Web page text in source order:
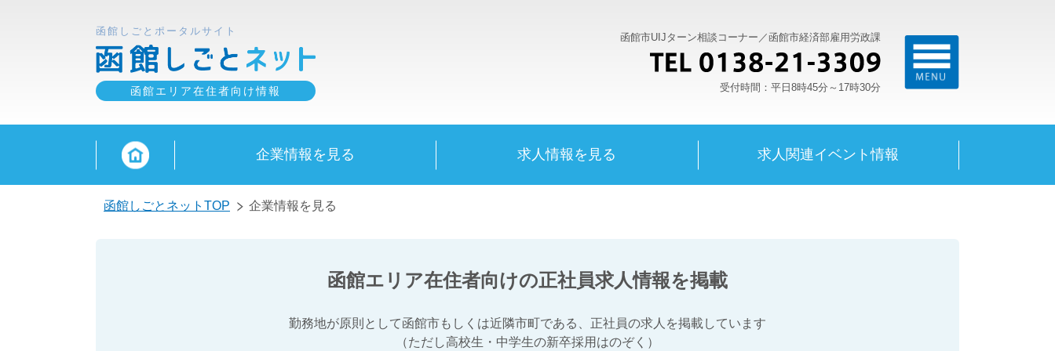
函館しごとポータルサイト
函館エリア在住者向け情報
函館市UIJターン相談コーナー／函館市経済部雇用労政課
受付時間：平日8時45分～17時30分
企業情報を見る 求人情報を見る 求人関連イベント情報
函館しごとネットTOP 企業情報を見る
函館エリア在住者向けの正社員求人情報を掲載
勤務地が原則として函館市もしくは近隣市町である、 正社員の求人を掲載しています
（ただし高校生・中学生の新卒採用はのぞく）